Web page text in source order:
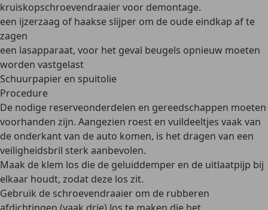
kruiskopschroevendraaier voor demontage.
een ijzerzaag of haakse slijper om de oude eindkap af te
zagen
een lasapparaat, voor het geval beugels opnieuw moeten
worden vastgelast
Schuurpapier en spuitolie
Procedure
De nodige reserveonderdelen en gereedschappen moeten
voorhanden zijn. Aangezien roest en vuildeeltjes vaak van
de onderkant van de auto komen, is het dragen van een
veiligheidsbril sterk aanbevolen.
Maak de klem los die de geluiddemper en de uitlaatpijp bij
elkaar houdt, zodat deze los zit.
Gebruik de schroevendraaier om de rubberen